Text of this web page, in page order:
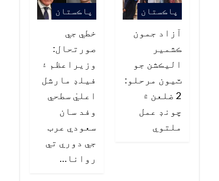
پاڪستان
آزاد جمون
ڪشمير
اليڪشن جو
ٽيون مرحلو:
2 ضلعن ۾
چونڊ عمل
ملتوي
پاڪستان
خطي جي
صورتحال:
وزيراعظم ۽
فيلڊ مارشل
اعليٰ سطحي
وفد سان
سعودي عرب
جي دوري تي
روانا…